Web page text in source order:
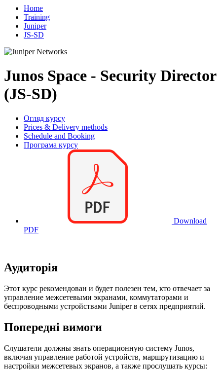
Home
Training
Juniper
JS-SD
Junos Space - Security Director
(JS-SD)
Огляд курсу
Prices & Delivery methods
Schedule and Booking
Програма курсу
Download
PDF
Аудиторія
Этот курс рекомендован и будет полезен тем, кто отвечает за
управление межсетевыми экранами, коммутаторами и
беспроводными устройствами Juniper в сетях предприятий.
Попередні вимоги
Слушатели должны знать операционную систему Junos,
включая управление работой устройств, маршрутизацию и
настройки межсетевых экранов, а также прослушать курсы: